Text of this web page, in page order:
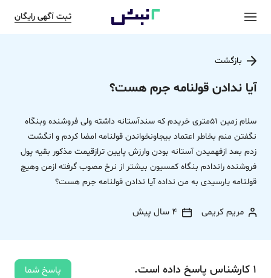
ثبت آگهی رایگان
بازگشت
آیا ندادن قولنامه جرم هست؟
سلام زمین 51متری خریدم که سندآستانه داشته ولی فروشنده وبنگاه
نگفتن منم بخاطر اعتماد بیجاونخواندن قولنامه امضا کردم و انگشت
زدم بعد ازفهمیدن آستانه بودن وارزش پایین ترازقیمت مذکور بقیه پول
فروشنده راندادم بنگاه کمسیون بیشتر از نرخ مصوب گرفته ازمن وهیچ
قولنامه یارسیدی به من نداده آیا ندادن قولنامه جرم هست؟
مریم کریمی 4 سال پیش
1 کارشناس پاسخ داده‌ است. پاسخ شما